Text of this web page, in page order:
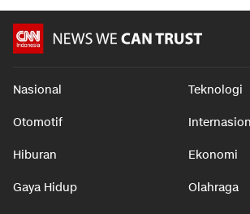
Nasional Teknologi
Otomotif
Hiburan Ekonomi
Gaya Hidup Olahraga